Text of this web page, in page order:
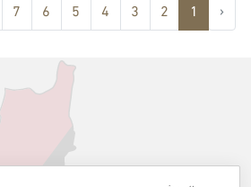
‹
1
2
3
4
5
6
7